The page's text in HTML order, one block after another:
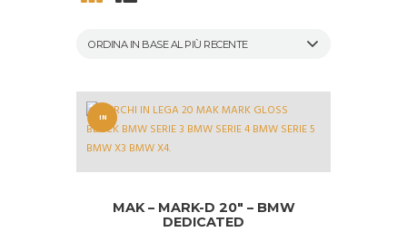
IN
OFFERT
A!
MAK – MARK-D 20″ – BMW
DEDICATED